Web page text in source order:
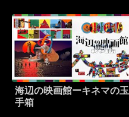
海辺の映画館ーキネマの玉
手箱